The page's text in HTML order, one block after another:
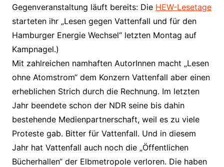
Gegenveranstaltung läuft bereits: Die HEW-Lesetage
starteten ihr „Lesen gegen Vattenfall und für den
Hamburger Energie Wechsel“ letzten Montag auf
Kampnagel.)
Mit zahlreichen namhaften AutorInnen macht „Lesen
ohne Atomstrom“ dem Konzern Vattenfall aber einen
erheblichen Strich durch die Rechnung. Im letzten
Jahr beendete schon der NDR seine bis dahin
bestehende Medienpartnerschaft, weil es zu viele
Proteste gab. Bitter für Vattenfall. Und in diesem
Jahr hat Vattenfall auch noch die „Öffentlichen
Bücherhallen“ der Elbmetropole verloren. Die haben